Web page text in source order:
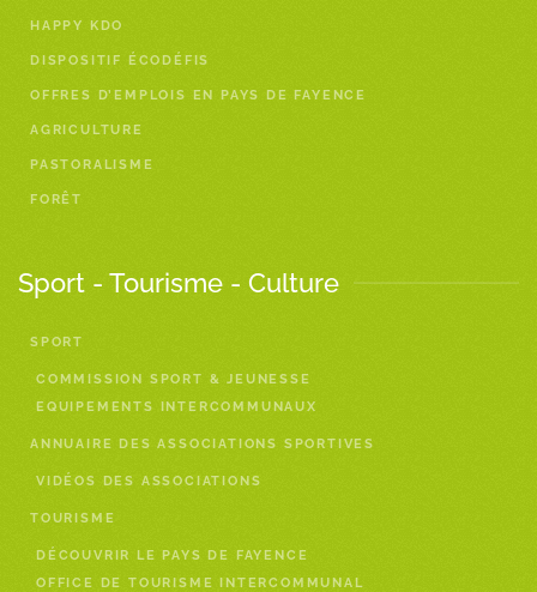
HAPPY KDO
DISPOSITIF ÉCODÉFIS
OFFRES D’EMPLOIS EN PAYS DE FAYENCE
AGRICULTURE
PASTORALISME
FORÊT
Sport - Tourisme - Culture
SPORT
COMMISSION SPORT & JEUNESSE
EQUIPEMENTS INTERCOMMUNAUX
ANNUAIRE DES ASSOCIATIONS SPORTIVES
VIDÉOS DES ASSOCIATIONS
TOURISME
DÉCOUVRIR LE PAYS DE FAYENCE
OFFICE DE TOURISME INTERCOMMUNAL